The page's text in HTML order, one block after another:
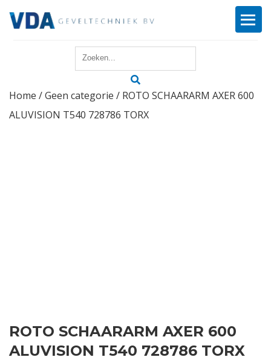
Reparatie
Login
Home /Geen categorie / ROTO SCHAARARM AXER 600
ALUVISION T540 728786 TORX
ROTO SCHAARARM AXER 600
ALUVISION T540 728786 TORX